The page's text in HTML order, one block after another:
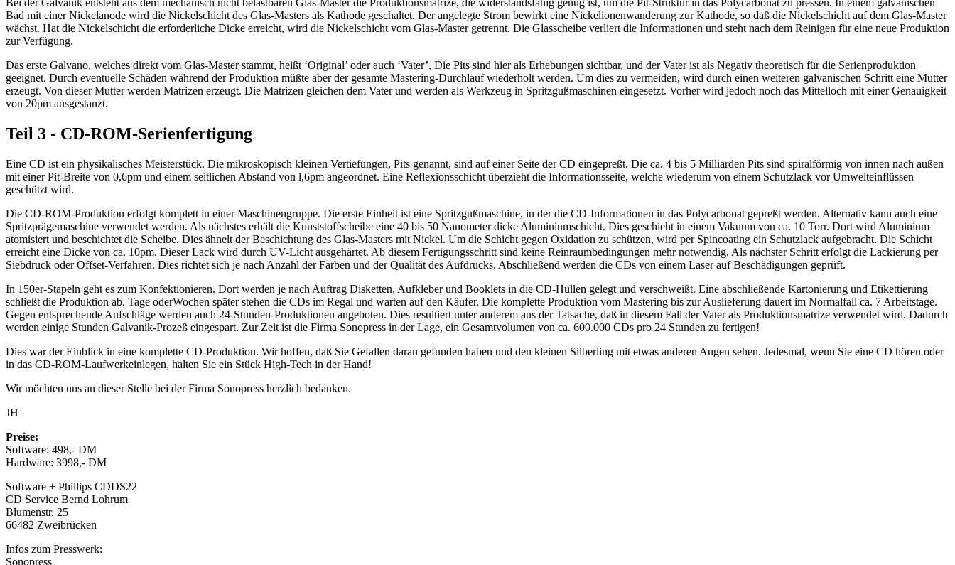
Bad mit einer Nickelanode wird die Nickelschicht des Glas-Masters als Kathode geschaltet. Der angelegte Strom bewirkt eine Nickelionenwanderung zur Kathode, so daß die Nickelschicht auf dem Glas-Master
wächst. Hat die Nickelschicht die erforderliche Dicke erreicht, wird die Nickelschicht vom Glas-Master getrennt. Die Glasscheibe verliert die Informationen und steht nach dem Reinigen für eine neue Produktion
zur Verfügung.
Das erste Galvano, welches direkt vom Glas-Master stammt, heißt ‘Original’ oder auch ‘Vater’, Die Pits sind hier als Erhebungen sichtbar, und der Vater ist als Negativ theoretisch für die Serienproduktion
geeignet. Durch eventuelle Schäden während der Produktion müßte aber der gesamte Mastering-Durchlauf wiederholt werden. Um dies zu vermeiden, wird durch einen weiteren galvanischen Schritt eine Mutter
erzeugt. Von dieser Mutter werden Matrizen erzeugt. Die Matrizen gleichen dem Vater und werden als Werkzeug in Spritzgußmaschinen eingesetzt. Vorher wird jedoch noch das Mittelloch mit einer Genauigkeit
von 20pm ausgestanzt.
Teil 3 - CD-ROM-Serienfertigung
Eine CD ist ein physikalisches Meisterstück. Die mikroskopisch kleinen Vertiefungen, Pits genannt, sind auf einer Seite der CD eingepreßt. Die ca. 4 bis 5 Milliarden Pits sind spiralförmig von innen nach außen
mit einer Pit-Breite von 0,6pm und einem seitlichen Abstand von l,6pm angeordnet. Eine Reflexionsschicht überzieht die Informationsseite, welche wiederum von einem Schutzlack vor Umwelteinflüssen
geschützt wird.
Die CD-ROM-Produktion erfolgt komplett in einer Maschinengruppe. Die erste Einheit ist eine Spritzgußmaschine, in der die CD-Informationen in das Polycarbonat gepreßt werden. Alternativ kann auch eine
Spritzprägemaschine verwendet werden. Als nächstes erhält die Kunststoffscheibe eine 40 bis 50 Nanometer dicke Aluminiumschicht. Dies geschieht in einem Vakuum von ca. 10 Torr. Dort wird Aluminium
atomisiert und beschichtet die Scheibe. Dies ähnelt der Beschichtung des Glas-Masters mit Nickel. Um die Schicht gegen Oxidation zu schützen, wird per Spincoating ein Schutzlack aufgebracht. Die Schicht
erreicht eine Dicke von ca. 10pm. Dieser Lack wird durch UV-Licht ausgehärtet. Ab diesem Fertigungsschritt sind keine Reinraumbedingungen mehr notwendig. Als nächster Schritt erfolgt die Lackierung per
Siebdruck oder Offset-Verfahren. Dies richtet sich je nach Anzahl der Farben und der Qualität des Aufdrucks. Abschließend werden die CDs von einem Laser auf Beschädigungen geprüft.
In 150er-Stapeln geht es zum Konfektionieren. Dort werden je nach Auftrag Disketten, Aufkleber und Booklets in die CD-Hüllen gelegt und verschweißt. Eine abschließende Kartonierung und Etikettierung
schließt die Produktion ab. Tage oderWochen später stehen die CDs im Regal und warten auf den Käufer. Die komplette Produktion vom Mastering bis zur Auslieferung dauert im Normalfall ca. 7 Arbeitstage.
Gegen entsprechende Aufschläge werden auch 24-Stunden-Produktionen angeboten. Dies resultiert unter anderem aus der Tatsache, daß in diesem Fall der Vater als Produktionsmatrize verwendet wird. Dadurch
werden einige Stunden Galvanik-Prozeß eingespart. Zur Zeit ist die Firma Sonopress in der Lage, ein Gesamtvolumen von ca. 600.000 CDs pro 24 Stunden zu fertigen!
Dies war der Einblick in eine komplette CD-Produktion. Wir hoffen, daß Sie Gefallen daran gefunden haben und den kleinen Silberling mit etwas anderen Augen sehen. Jedesmal, wenn Sie eine CD hören oder
in das CD-ROM-Laufwerkeinlegen, halten Sie ein Stück High-Tech in der Hand!
Wir möchten uns an dieser Stelle bei der Firma Sonopress herzlich bedanken.
JH
Preise:
Software: 498,- DM
Hardware: 3998,- DM
Software + Phillips CDDS22
CD Service Bernd Lohrum
Blumenstr. 25
66482 Zweibrücken
Infos zum Presswerk:
Sonopress